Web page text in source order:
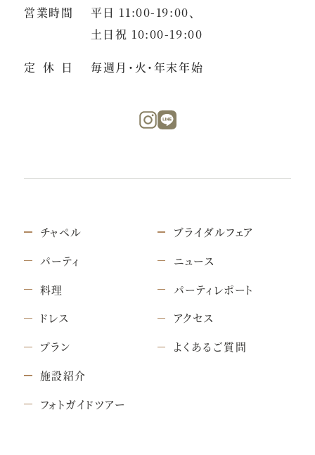
営業時間
平日 11:00-19:00、
土日祝 10:00-19:00
定休日 毎週月・火・年末年始
チャペル
パーティ
料理
ドレス
プラン
施設紹介
フォトガイドツアー
ブライダルフェア
ニュース
パーティレポート
アクセス
よくあるご質問